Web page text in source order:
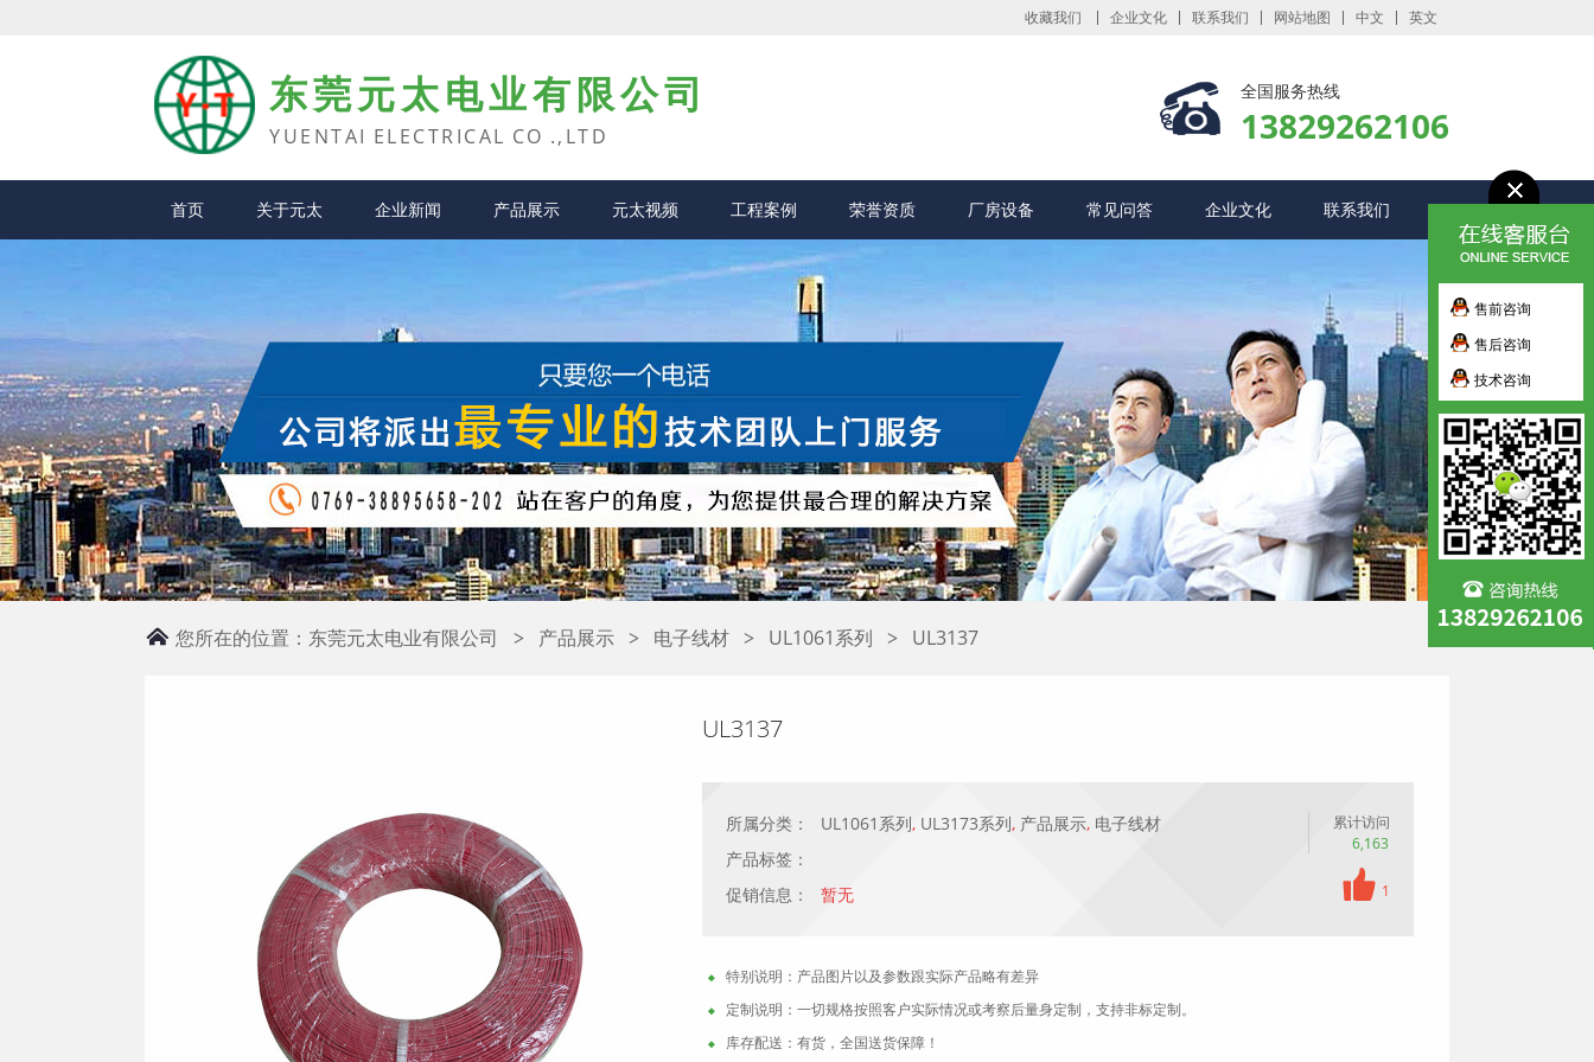
收藏我们 企业文化 联系我们 网站地图 中文 英文
东莞元太电业有限公司
YUENTAI ELECTRICAL CO .,LTD
全国服务热线
13829262106
首页 关于元太 企业新闻 产品展示 元太视频 工程案例 荣誉资质 厂房设备 常见问答 企业文化 联系我们
您所在的位置： 东莞元太电业有限公司 > 产品展示 > 电子线材 > UL1061系列 > UL3137
UL3137
所属分类： UL1061系列, UL3173系列, 产品展示, 电子线材
产品标签：
促销信息：
暂无
累计访问
6,163
1
特别说明：产品图片以及参数跟实际产品略有差异
定制说明：一切规格按照客户实际情况或考察后量身定制，支持非标定制。
库存配送：有货，全国送货保障！
售前咨询
售后咨询
技术咨询